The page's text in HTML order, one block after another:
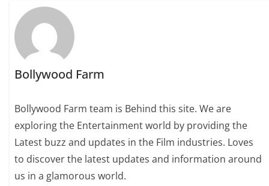
Bollywood Farm
Bollywood Farm team is Behind this site. We are
exploring the Entertainment world by providing the
Latest buzz and updates in the Film industries. Loves
to discover the latest updates and information around
us in a glamorous world.